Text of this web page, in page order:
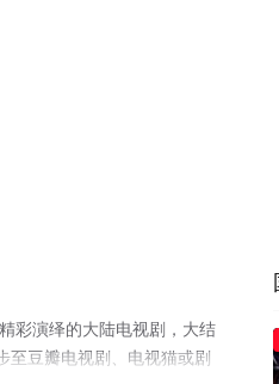
彩演绎的大陆电视剧，大结
至豆瓣电视剧、电视猫或剧